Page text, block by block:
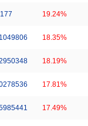
19.24%
18.35%
18.19%
17.81%
17.49%